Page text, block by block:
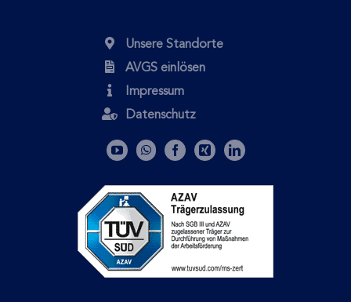
Unsere Standorte
AVGS einlösen
Impressum
Datenschutz